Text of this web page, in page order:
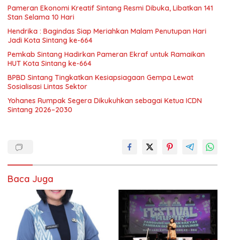
Pameran Ekonomi Kreatif Sintang Resmi Dibuka, Libatkan 141
Stan Selama 10 Hari
Hendrika : Bagindas Siap Meriahkan Malam Penutupan Hari
Jadi Kota Sintang ke-664
Pemkab Sintang Hadirkan Pameran Ekraf untuk Ramaikan
HUT Kota Sintang ke-664
BPBD Sintang Tingkatkan Kesiapsiagaan Gempa Lewat
Sosialisasi Lintas Sektor
Yohanes Rumpak Segera Dikukuhkan sebagai Ketua ICDN
Sintang 2026–2030
Baca Juga